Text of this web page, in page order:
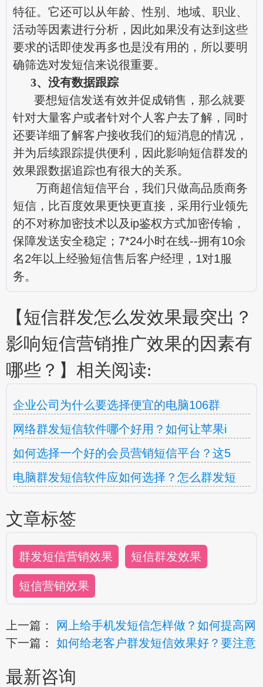
特征。它还可以从年龄、性别、地域、职业、
活动等因素进行分析，因此如果没有达到这些
要求的话即使发再多也是没有用的，所以要明
确筛选对发短信来说很重要。
3、没有数据跟踪
要想短信发送有效并促成销售，那么就要
针对大量客户或者针对个人客户去了解，同时
还要详细了解客户接收我们的短消息的情况，
并为后续跟踪提供便利，因此影响短信群发的
效果跟数据追踪也有很大的关系。
万商超信短信平台，我们只做高品质商务
短信，比百度效果更快更直接，采用行业领先
的不对称加密技术以及ip鉴权方式加密传输，
保障发送安全稳定；7*24小时在线--拥有10余
名2年以上经验短信售后客户经理，1对1服
务。
【短信群发怎么发效果最突出？
影响短信营销推广效果的因素有
哪些？】相关阅读:
企业公司为什么要选择便宜的电脑106群
网络群发短信软件哪个好用？如何让苹果i
如何选择一个好的会员营销短信平台？这5
电脑群发短信软件应如何选择？怎么群发短
文章标签
群发短信营销效果 短信群发效果
短信营销效果
上一篇：
网上给手机发短信怎样做？如何提高网
下一篇： 如何给老客户群发短信效果好？要注意
最新咨询